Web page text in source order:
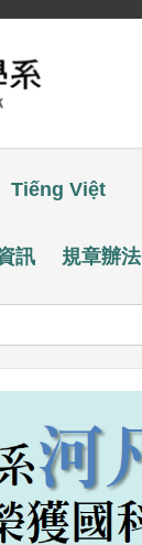
Tiếng Việt
訊 規章辦法